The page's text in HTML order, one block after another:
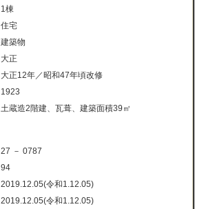
1棟
住宅
建築物
大正
大正12年／昭和47年頃改修
1923
土蔵造2階建、瓦葺、建築面積39㎡
27 － 0787
94
2019.12.05(令和1.12.05)
2019.12.05(令和1.12.05)